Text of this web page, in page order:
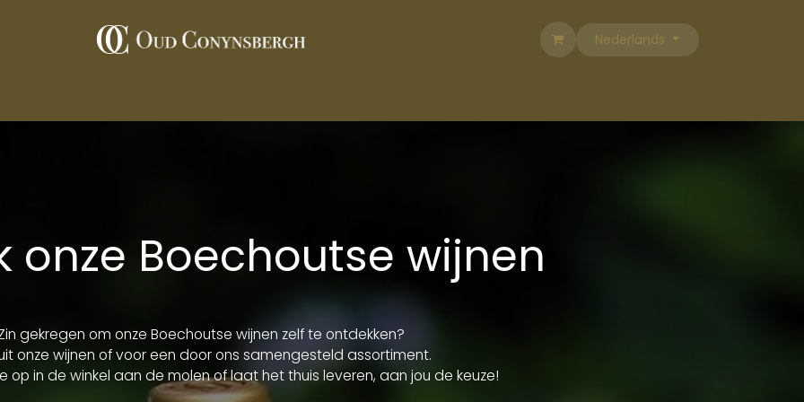
Nederlands
onze Boechoutse wijnen
gekregen om onze Boechoutse wijnen zelf te ontdekken?
onze wijnen of voor een door ons samengesteld assortiment.
op in de winkel aan de molen of laat het thuis leveren, aan jou de keuze!